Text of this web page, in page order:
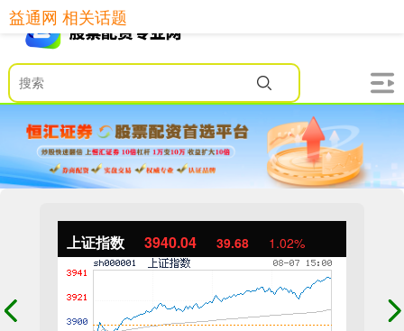
上证指数 3940.04 39.68 1.02%
益通网 相关话题